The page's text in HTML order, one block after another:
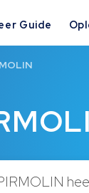
Guide